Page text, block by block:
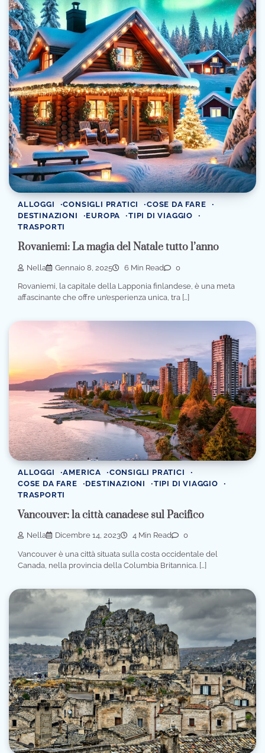
ALLOGGI CONSIGLI PRATICI
COSE DA FARE
DESTINAZIONI
EUROPA
TIPI DI VIAGGIO
TRASPORTI
Rovaniemi: La magia del Natale tutto l’anno
Nella Gennaio 8, 2025 6 Min Read 0
Rovaniemi, la capitale della Lapponia finlandese, è una meta
affascinante che offre un’esperienza unica, tra […]
ALLOGGI AMERICA
CONSIGLI PRATICI
COSE DA FARE
DESTINAZIONI
TIPI DI VIAGGIO
TRASPORTI
Vancouver: la città canadese sul Pacifico
Nella Dicembre 14, 2023 4 Min Read 0
Vancouver è una città situata sulla costa occidentale del
Canada, nella provincia della Columbia Britannica. […]